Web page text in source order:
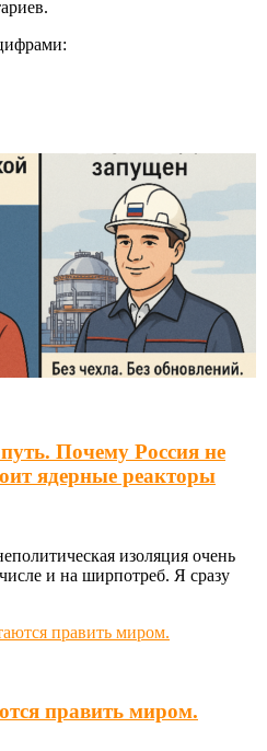
Почему Россия не
ядерные реакторы
изоляция очень
и на ширпотреб. Я сразу
править миром.